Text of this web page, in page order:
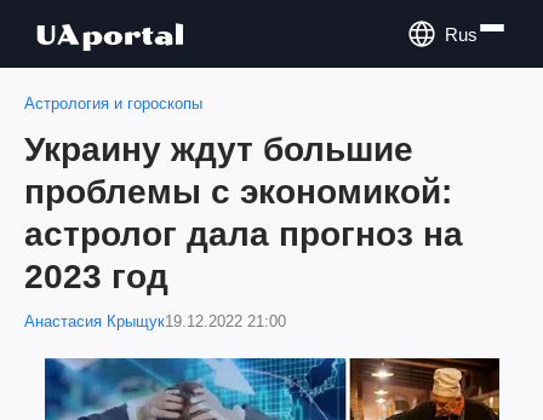
Rus
Астрология и гороскопы
Украину ждут большие
проблемы с экономикой:
астролог дала прогноз на
2023 год
Анастасия Крыщук19.12.2022 21:00